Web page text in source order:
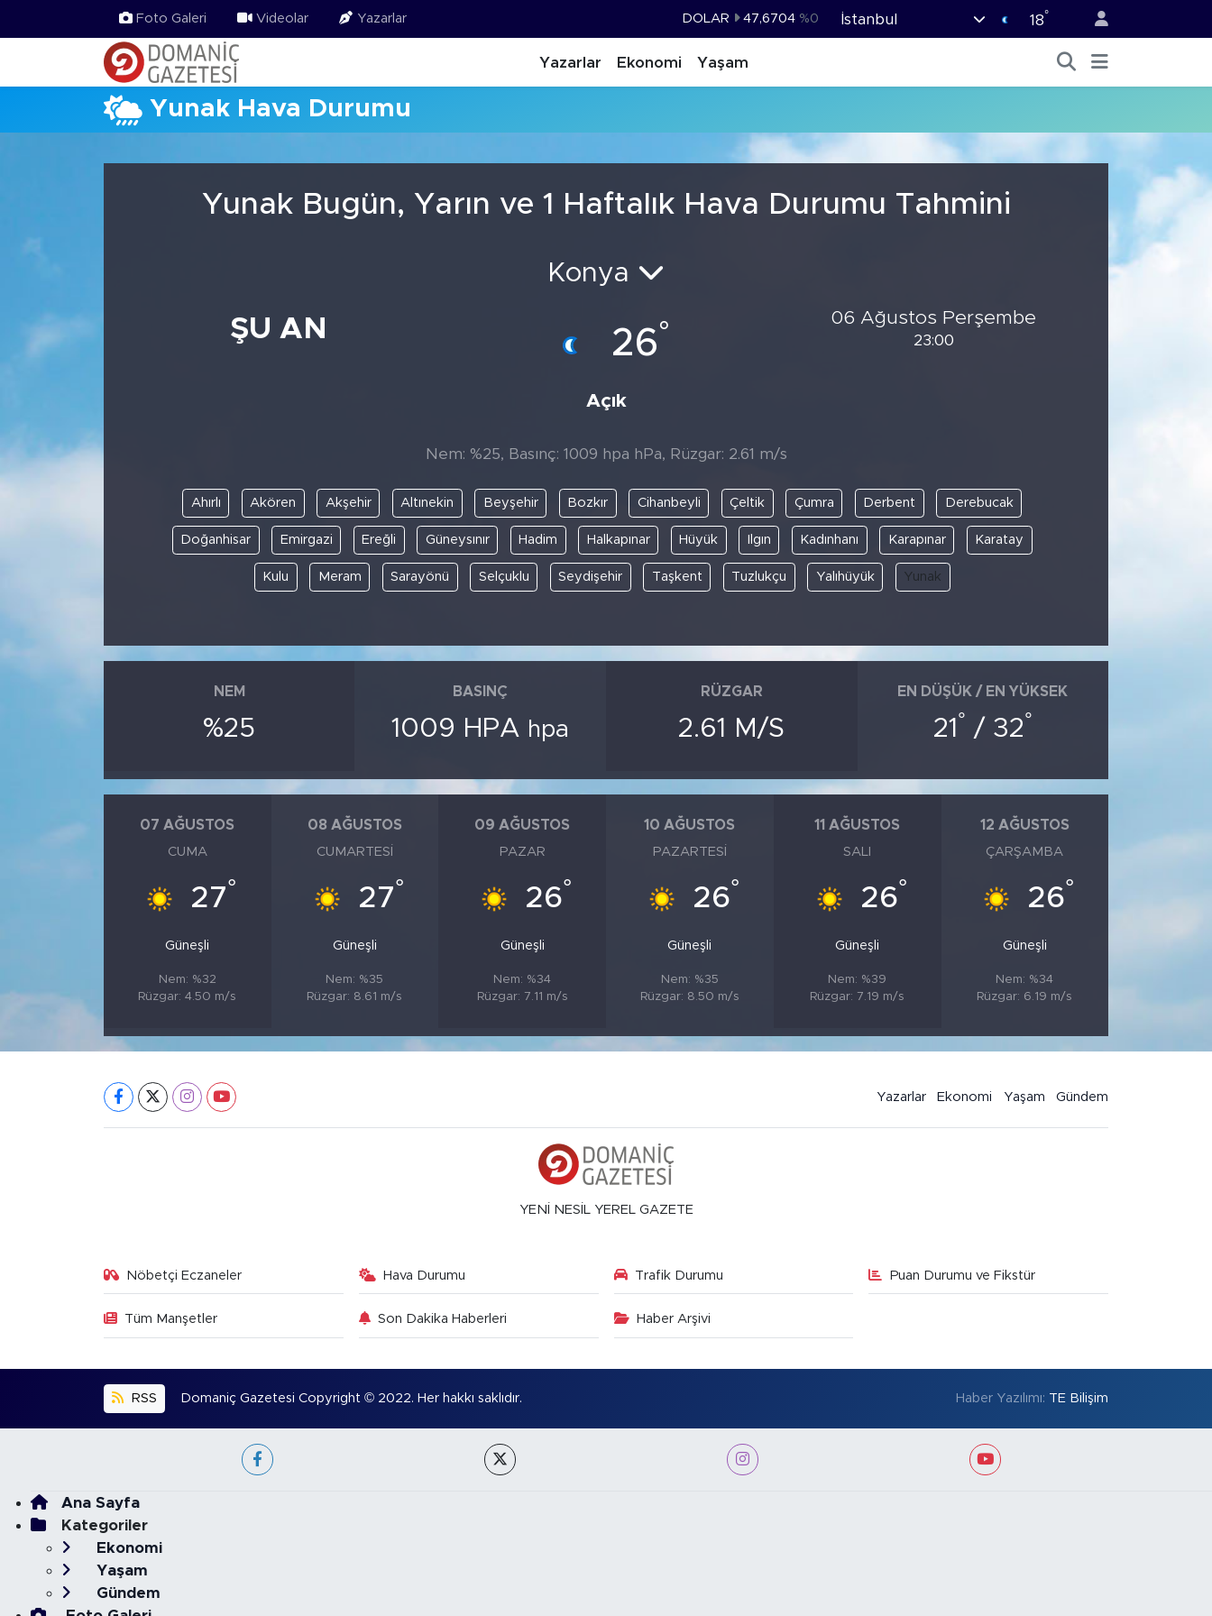
Foto Galeri Videolar Yazarlar DOLAR 47,6704 %0
STERLİN 64,2143 %0
%70
İstanbul 18°
Yazarlar Ekonomi Yaşam
Yunak Hava Durumu
Yunak Bugün, Yarın ve 1 Haftalık Hava Durumu Tahmini
ŞU AN
Konya
26°
Açık
06 Ağustos Perşembe
23:00
Nem: %25, Basınç: 1009 hpa hPa, Rüzgar: 2.61 m/s
Ahırlı Akören Akşehir Altınekin Beyşehir Bozkır Cihanbeyli Çeltik Çumra Derbent Derebucak
Doğanhisar Emirgazi Ereğli Güneysınır Hadim Halkapınar Hüyük Ilgın Kadınhanı Karapınar Karatay
Kulu Meram Sarayönü Selçuklu Seydişehir Taşkent Tuzlukçu Yalıhüyük Yunak
NEM
%25
BASINÇ
1009 HPA hpa
RÜZGAR
2.61 M/S
EN DÜŞÜK / EN YÜKSEK
21 ° / 32°
07 AĞUSTOS
CUMA
27°
Güneşli
Nem: %32
Rüzgar: 4.50 m/s
08 AĞUSTOS
CUMARTESI
27°
Güneşli
Nem: %35
Rüzgar: 8.61 m/s
09 AĞUSTOS
PAZAR
26°
Güneşli
Nem: %34
Rüzgar: 7.11 m/s
10 AĞUSTOS
PAZARTESI
26°
Güneşli
Nem: %35
Rüzgar: 8.50 m/s
11 AĞUSTOS
SALI
26°
Güneşli
Nem: %39
Rüzgar: 7.19 m/s
12 AĞUSTOS
ÇARŞAMBA
26°
Güneşli
Nem: %34
Rüzgar: 6.19 m/s
Yazarlar Ekonomi Yaşam Gündem
YENİ NESİL YEREL GAZETE
Nöbetçi Eczaneler Hava Durumu Trafik Durumu Puan Durumu ve Fikstür
Tüm Manşetler Son Dakika Haberleri Haber Arşivi
RSS Domaniç Gazetesi Copyright © 2022. Her hakkı saklıdır. Haber Yazılımı: TE Bilişim
Ana Sayfa
Kategoriler
Ekonomi
Yaşam
Gündem